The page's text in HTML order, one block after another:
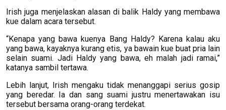
Irish juga menjelaskan alasan di balik Haldy yang membawa
kue dalam acara tersebut.
“Kenapa yang bawa kuenya Bang Haldy? Karena kalau aku
yang bawa, kayaknya kurang etis, ya bawain kue buat pria lain
selain suami. Jadi Haldy yang bawa, eh malah jadi ramai,”
katanya sambil tertawa.
Lebih lanjut, Irish mengaku tidak menanggapi serius gosip
yang beredar. Ia dan sang suami justru menertawakan isu
tersebut bersama orang-orang terdekat.